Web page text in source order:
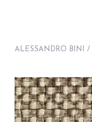
ALESSANDRO BINI /